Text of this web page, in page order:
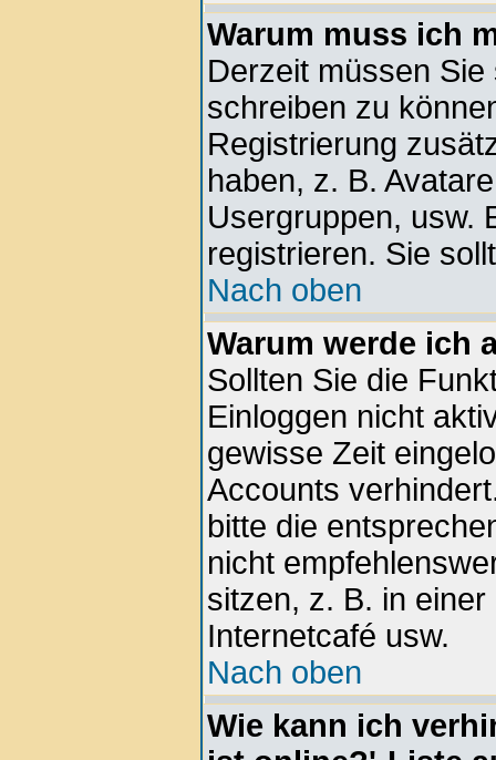
Warum muss ich
Derzeit müssen
schreiben zu
Registrierung
haben, z. B.
Usergruppen, usw.
registrieren. Sie
Nach oben
Warum werde ich
Sollten Sie die
Einloggen nicht
gewisse Zeit
Accounts
bitte die
nicht
sitzen, z. B. in
Internetcafé usw.
Nach oben
Wie kann ich